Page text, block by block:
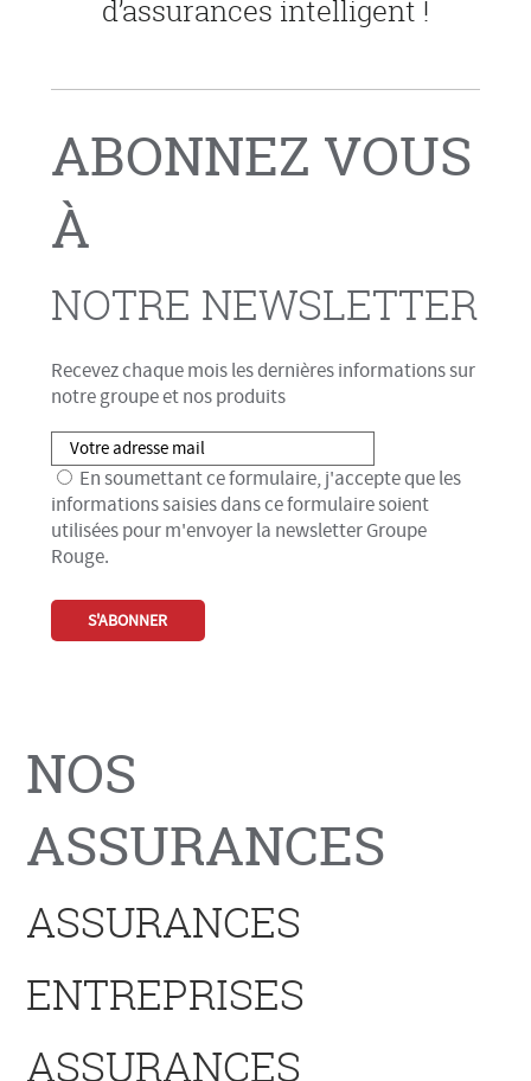
d’assurances intelligent !
ABONNEZ VOUS
À
NOTRE NEWSLETTER
Recevez chaque mois les dernières informations sur
notre groupe et nos produits
En soumettant ce formulaire, j'accepte que les
informations saisies dans ce formulaire soient
utilisées pour m'envoyer la newsletter Groupe
Rouge.
NOS
ASSURANCES
ASSURANCES
ENTREPRISES
ASSURANCES